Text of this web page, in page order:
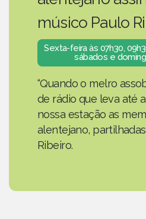
músico Paulo
Sexta-feira às 07h30,
sábados e
“Quando o melro
de rádio que leva até
nossa estação as
alentejano,
Ribeiro.